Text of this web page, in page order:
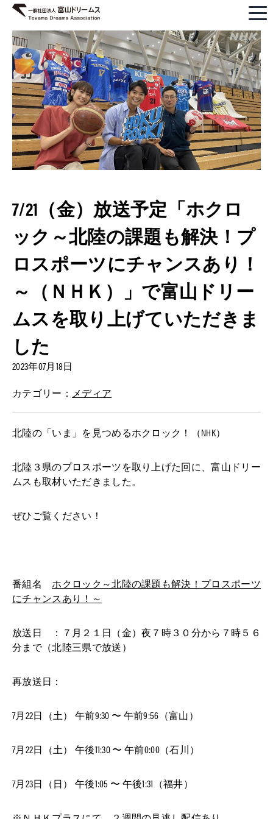
7/21（金）放送予定「ホクロ
ック～北陸の課題も解決！プ
ロスポーツにチャンスあり！
～（ＮＨＫ）」で富山ドリー
ムスを取り上げていただきま
した
2023年07月18日
カテゴリー： メディア
北陸の「いま」を見つめるホクロック！（NHK）
北陸３県のプロスポーツを取り上げた回に、富山ドリー
ムスも取材いただきました。
ぜひご覧ください！
番組名ホクロック～北陸の課題も解決！プロスポーツ
にチャンスあり！～
放送日 ：７月２１日（金）夜７時３０分から７時５６
分まで（北陸三県で放送）
再放送日：
7月22日（土） 午前9:30 〜 午前9:56（富山）
7月22日（土） 午後11:30 〜 午前0:00（石川）
7月23日（日） 午後1:05 〜 午後1:31 （福井）